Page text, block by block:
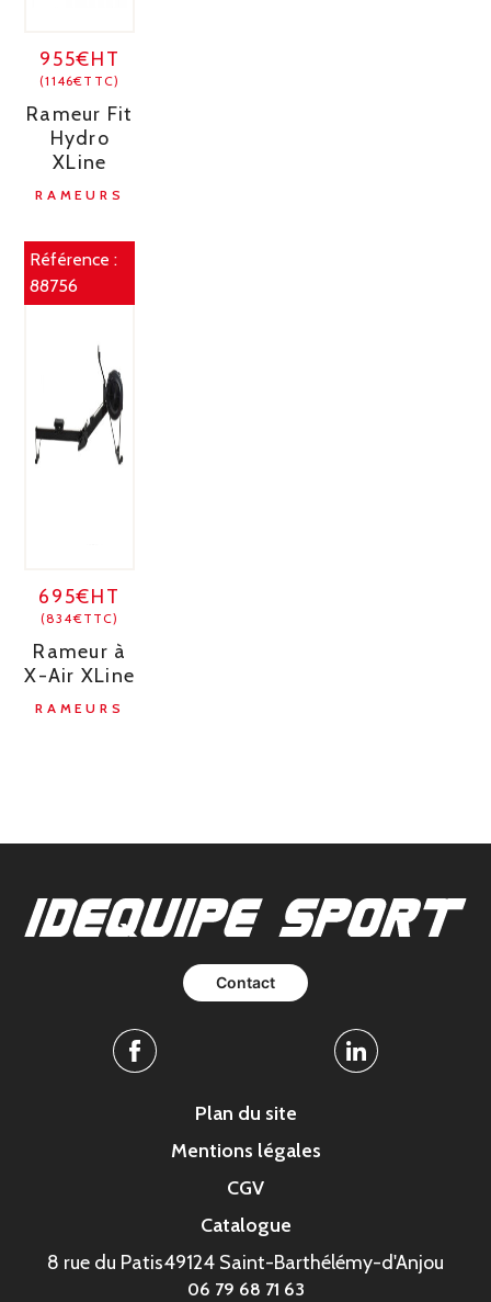
955€HT
(1146€TTC)
Rameur Fit
Hydro
XLine
RAMEURS
Référence :
88756
695€HT
(834€TTC)
Rameur à
X-Air XLine
RAMEURS
Contact
Facebook Linkedin
Plan du site
Mentions légales
CGV
Catalogue
8 rue du Patis49124 Saint-Barthélémy-d'Anjou
06 79 68 71 63